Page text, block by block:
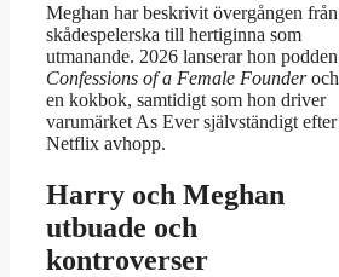
Meghan har beskrivit övergången från
skådespelerska till hertiginna som
utmanande. 2026 lanserar hon podden
Confessions of a Female Founderoch
en kokbok, samtidigt som hon driver
varumärket As Ever självständigt efter
Netflix avhopp.
Harry och Meghan
utbuade och
kontroverser